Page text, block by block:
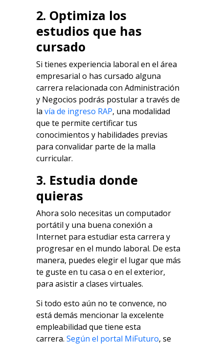
2. Optimiza los
estudios que has
cursado
Si tienes experiencia laboral en el área
empresarial o has cursado alguna
carrera relacionada con Administración
y Negocios podrás postular a través de
la vía de ingreso RAP, una modalidad
que te permite certificar tus
conocimientos y habilidades previas
para convalidar parte de la malla
curricular.
3. Estudia donde
quieras
Ahora solo necesitas un computador
portátil y una buena conexión a
Internet para estudiar esta carrera y
progresar en el mundo laboral. De esta
manera, puedes elegir el lugar que más
te guste en tu casa o en el exterior,
para asistir a clases virtuales.
Si todo esto aún no te convence, no
está demás mencionar la excelente
empleabilidad que tiene esta
carrera. Según el portal MiFuturo, se